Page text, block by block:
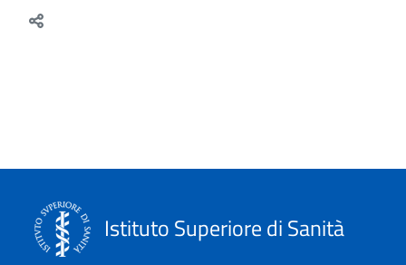
Istituto Superiore di Sanità